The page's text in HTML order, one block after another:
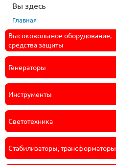
Вы здесь
Главная
Высоковольтное оборудование,
средства защиты
Генераторы
Инструменты
Светотехника
Стабилизаторы, трансформаторы